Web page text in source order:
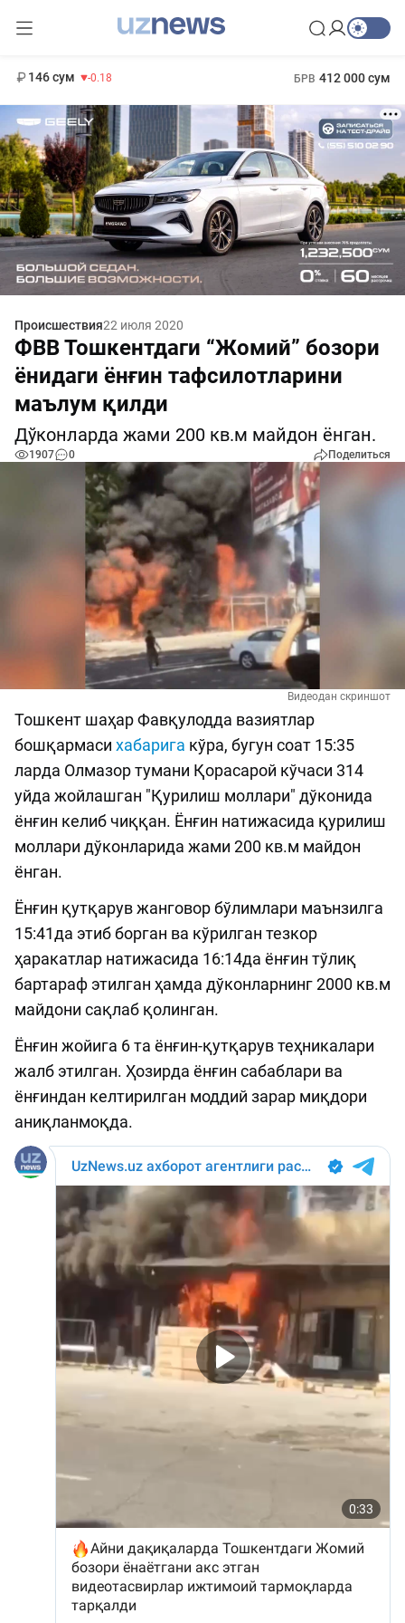
146 сум -0.18 БРВ 412 000 сум
Происшествия22 июля 2020
ФВВ Тошкентдаги “Жомий” бозори
ёнидаги ёнғин тафсилотларини
маълум қилди
Дўконларда жами 200 кв.м майдон ёнган.
1907 0 Поделиться
Видеодан скриншот
Тошкент шаҳар Фавқулодда вазиятлар
бошқармаси хабарига кўра, бугун соат 15:35
ларда Олмазор тумани Қорасарой кўчаси 314
уйда жойлашган "Қурилиш моллари" дўконида
ёнғин келиб чиққан. Ёнғин натижасида қурилиш
моллари дўконларида жами 200 кв.м майдон
ёнган.
Ёнғин қутқарув жанговор бўлимлари маънзилга
15:41да этиб борган ва кўрилган тезкор
ҳаракатлар натижасида 16:14да ёнғин тўлиқ
бартараф этилган ҳамда дўконларнинг 2000 кв.м
майдони сақлаб қолинган.
Ёнғин жойига 6 та ёнғин-қутқарув теҳникалари
жалб этилган. Ҳозирда ёнғин сабаблари ва
ёнғиндан келтирилган моддий зарар миқдори
аниқланмоқда.